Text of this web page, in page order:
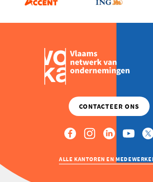
VERDIENT
COMPROMIS
OMLEIDINGSWEG
ALLE KANTOREN EN